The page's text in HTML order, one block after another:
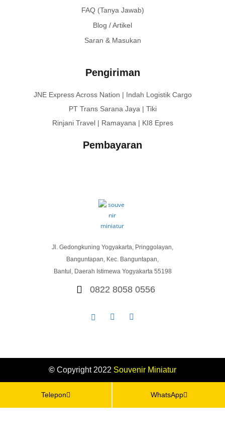
FAQ (Tanya Jawab)
Blog / Artikel
Saran & Masukan
Pengiriman
JNE Express Across Nation | Indah Logistik Cargo
PT Trans Sarana Jaya | Tiki
Rinjani Travel | Ramayana | KI8 Epres
Pembayaran
Jl. Gedongkuning Yogyakarta, Pringgolayan,
Banguntapan, Kec. Banguntapan,
Bantul, Daerah Istimewa Yogyakarta 55198
0822 8058 0556
© Copyright 2022 Souvenir Miniatur
Telepon WhatsApp